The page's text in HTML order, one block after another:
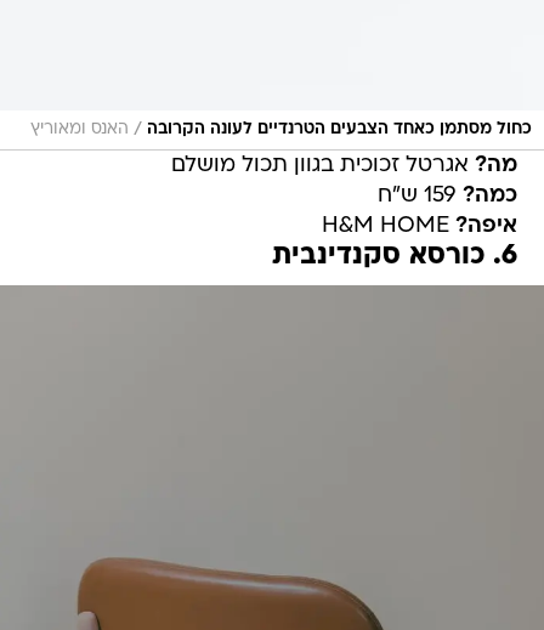
כחול מסתמן כאחד הצבעים הטרנדיים לעונה הקרובה / האנס ומאוריץ
מה? אגרטל זכוכית בגוון תכול מושלם
כמה?
איפה? H&M HOME
6. כורסא סקנדינבית